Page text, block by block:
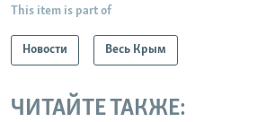
This item is part of
Новости Весь Крым
ЧИТАЙТЕ ТАКЖЕ: